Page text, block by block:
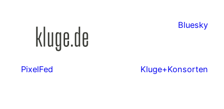
Bluesky
PixelFed Kluge+Konsorten